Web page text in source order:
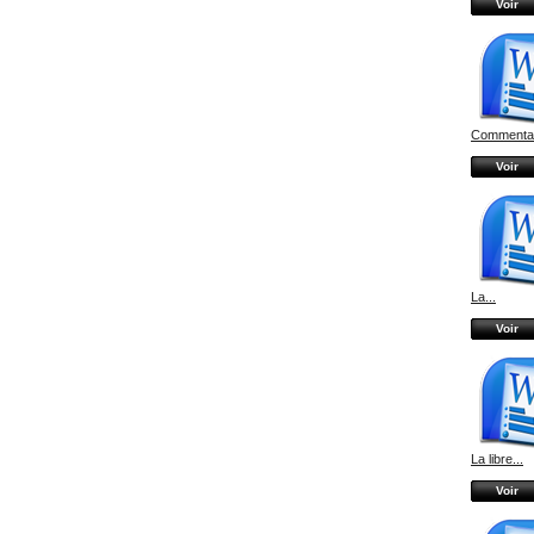
Voir
Voir
La...
Voir
La libre...
Voir